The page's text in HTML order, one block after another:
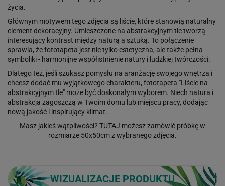
życia.
Głównym motywem tego zdjęcia są liście, które stanowią naturalny
element dekoracyjny. Umieszczone na abstrakcyjnym tle tworzą
interesujący kontrast między naturą a sztuką. To połączenie
sprawia, że fototapeta jest nie tylko estetyczna, ale także pełna
symboliki - harmonijne współistnienie natury i ludzkiej twórczości.
Dlatego też, jeśli szukasz pomysłu na aranżację swojego wnętrza i
chcesz dodać mu wyjątkowego charakteru, fototapeta "Liście na
abstrakcyjnym tle" może być doskonałym wyborem. Niech natura i
abstrakcja zagoszczą w Twoim domu lub miejscu pracy, dodając
nową jakość i inspirujący klimat.
Masz jakieś wątpliwości? TUTAJ możesz zamówić próbkę w
rozmiarze 50x50cm z wybranego zdjęcia.
WIZUALIZACJE PRODUKTU